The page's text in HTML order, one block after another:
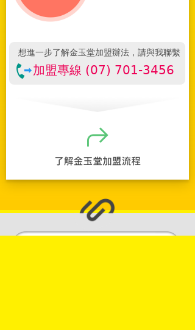
想進一步了解金玉堂加盟辦法，請與我聯繫
加盟專線 (07) 701-3456